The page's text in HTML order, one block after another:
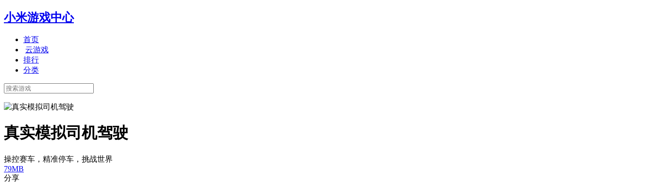
小米游戏中心
首页
云游戏
排行
分类
真实模拟司机驾驶
操控赛车，精准停车，挑战世界
79MB
分享